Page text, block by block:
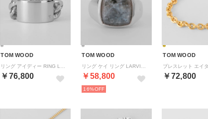
TOM WOOD
￥76,800
TOM WOOD
￥58,800
16%
TOM WOOD
￥72,800